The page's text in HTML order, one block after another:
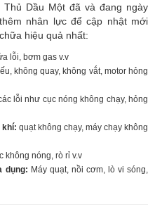
Dầu Một đã và đang ngày
nhân lực để cập nhật mới
hiệu quả nhất:
lỗi, bơm gas v.v
không quay, không vắt, motor hỏng
lỗi như cục nóng không chạy, hỏng
khí: quạt không chạy, máy chạy không
không nóng, rò rỉ v.v
dụng: Máy quạt, nồi cơm, lò vi sóng,